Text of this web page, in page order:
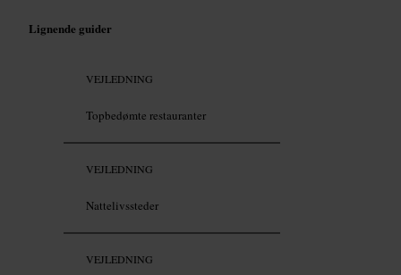
Lignende guider
VEJLEDNING
Topbedømte restauranter
VEJLEDNING
Nattelivssteder
VEJLEDNING